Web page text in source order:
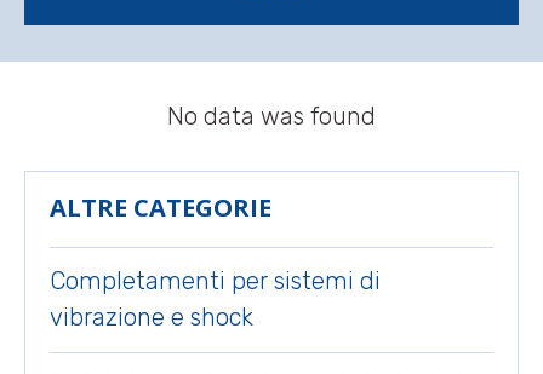
ALTRE CATEGORIE
Completamenti per sistemi di
vibrazione e shock
No data was found